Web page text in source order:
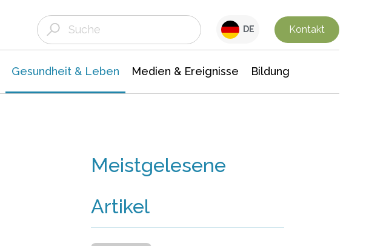
DE Kontakt
Gesundheit & Leben Medien & Ereignisse Bildung
Meistgelesene
Artikel